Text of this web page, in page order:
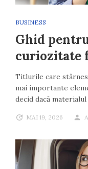
BUSINESS
Ghid
curiozitate
Titlurile care
mai importante
decid dacă
MAI 19, 2026